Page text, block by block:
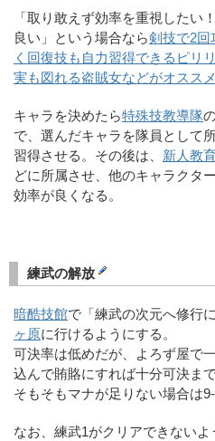
「取り敢えず効率を重視した
良い」という場合なら剣技で2回
く回復技も自力習得できるピリ
実も図れる盗賊女などがオススメ
キャラを決めたら特殊技教導隊
で、選んだキャラを隊員として
習得させる。その後は、 新人教
どに所属させ、他のキャラクタ
効率が良くなる。
練武の解放
暗酷技館で「練武の次元へ修行
ヶ原に行けるようにする。
可決率は低めだが、よろず屋で
込んで賄賂にすれば十分可決ま
そもそもマナが足りない場合は9-
なお、練武1がクリアできないよ